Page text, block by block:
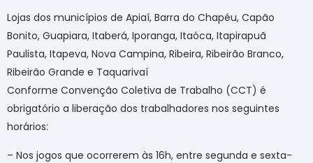
Lojas dos municípios de Apiaí, Barra do Chapéu, Capão
Bonito, Guapiara, Itaberá, Iporanga, Itaóca, Itapirapuã
Paulista, Itapeva, Nova Campina, Ribeira, Ribeirão Branco,
Ribeirão Grande e Taquarivaí
Conforme Convenção Coletiva de Trabalho (CCT) é
obrigatório a liberação dos trabalhadores nos seguintes
horários:
– Nos jogos que ocorrerem às 16h, entre segunda e sexta-